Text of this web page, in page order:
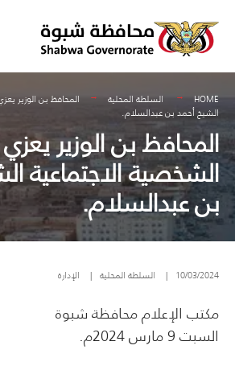
content
HOME السلطة المحلية
المحافظ بن الوزير
الشيخ أحمد بن عبدالسلام.
المحافظ بن الوزير
الشخصية الاجتماعية
بن عبدالسلام.
10/03/2024
| السلطة المحلية | الإدارة
مكتب الإعلام محافظة شبوة
السبت 9 مارس 2024م.
for: